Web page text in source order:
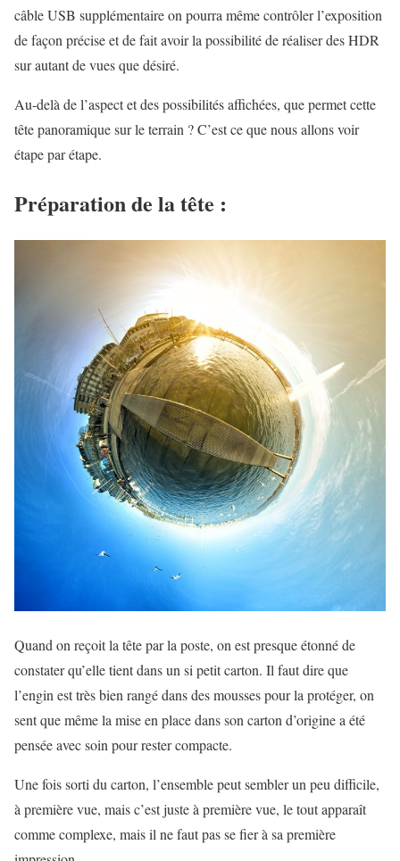
câble USB supplémentaire on pourra même contrôler l’exposition
de façon précise et de fait avoir la possibilité de réaliser des HDR
sur autant de vues que désiré.
Au-delà de l’aspect et des possibilités affichées, que permet cette
tête panoramique sur le terrain ? C’est ce que nous allons voir
étape par étape.
Préparation de la tête :
Quand on reçoit la tête par la poste, on est presque étonné de
constater qu’elle tient dans un si petit carton. Il faut dire que
l’engin est très bien rangé dans des mousses pour la protéger, on
sent que même la mise en place dans son carton d’origine a été
pensée avec soin pour rester compacte.
Une fois sorti du carton, l’ensemble peut sembler un peu difficile,
à première vue, mais c’est juste à première vue, le tout apparaît
comme complexe, mais il ne faut pas se fier à sa première